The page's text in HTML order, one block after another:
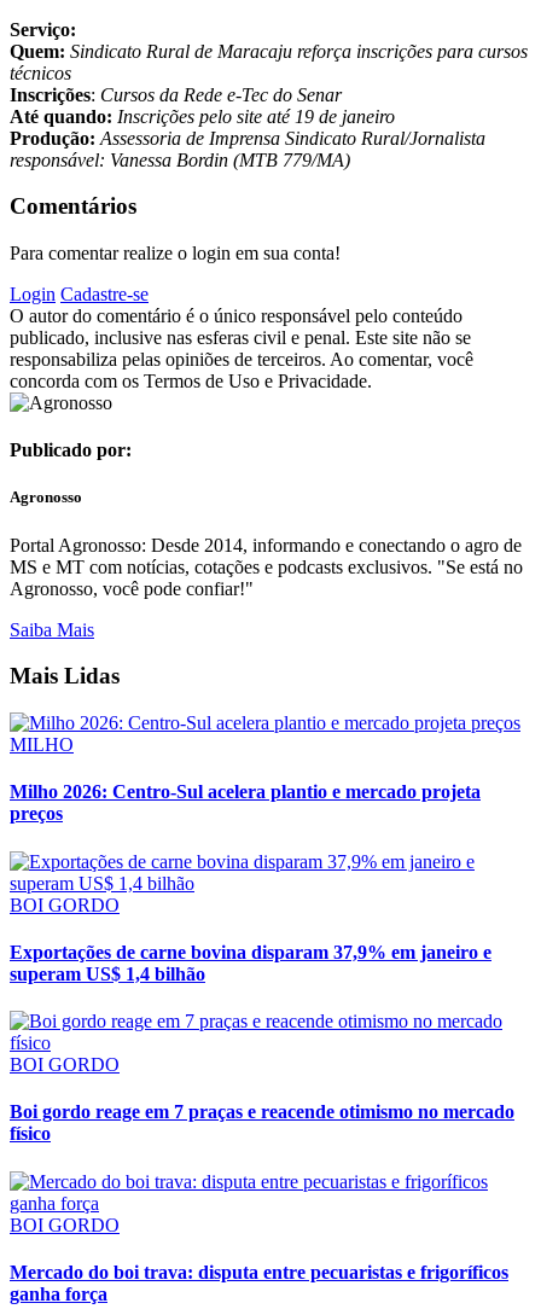
Serviço:
Quem: Sindicato Rural de Maracaju reforça inscrições para cursos
técnicos
Inscrições: Cursos da Rede e-Tec do Senar
Até quando: Inscrições pelo site até 19 de janeiro
Produção: Assessoria de Imprensa Sindicato Rural/Jornalista
responsável: Vanessa Bordin (MTB 779/MA)
Comentários
Para comentar realize o login em sua conta!
Login Cadastre-se
O autor do comentário é o único responsável pelo conteúdo
publicado, inclusive nas esferas civil e penal. Este site não se
responsabiliza pelas opiniões de terceiros. Ao comentar, você
concorda com os Termos de Uso e Privacidade.
Publicado por:
Agronosso
Portal Agronosso: Desde 2014, informando e conectando o agro de
MS e MT com notícias, cotações e podcasts exclusivos. "Se está no
Agronosso, você pode confiar!"
Saiba Mais
Mais Lidas
MILHO
Milho 2026: Centro-Sul acelera plantio e mercado projeta
preços
BOI GORDO
Exportações de carne bovina disparam 37,9% em janeiro e
superam US$ 1,4 bilhão
BOI GORDO
Boi gordo reage em 7 praças e reacende otimismo no mercado
físico
BOI GORDO
Mercado do boi trava: disputa entre pecuaristas e frigoríficos
ganha força